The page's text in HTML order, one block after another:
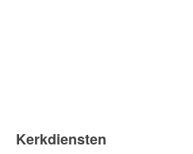
Kerkdiensten